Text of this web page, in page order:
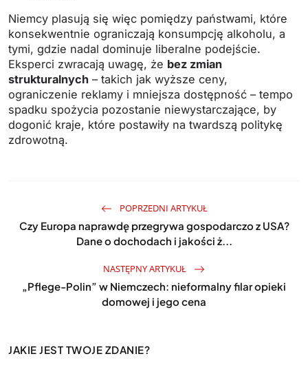
Niemcy plasują się więc pomiędzy państwami, które
konsekwentnie ograniczają konsumpcję alkoholu, a
tymi, gdzie nadal dominuje liberalne podejście.
Eksperci zwracają uwagę, że bez zmian
strukturalnych – takich jak wyższe ceny,
ograniczenie reklamy i mniejsza dostępność – tempo
spadku spożycia pozostanie niewystarczające, by
dogonić kraje, które postawiły na twardszą politykę
zdrowotną.
POPRZEDNI ARTYKUŁ
Czy Europa naprawdę przegrywa gospodarczo z USA?
Dane o dochodach i jakości ż...
NASTĘPNY ARTYKUŁ
„Pflege-Polin” w Niemczech: nieformalny filar opieki
domowej i jego cena
JAKIE JEST TWOJE ZDANIE?